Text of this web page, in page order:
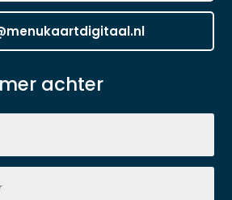
achter